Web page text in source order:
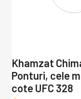
Khamzat
Ponturi, cele
cote UFC 328